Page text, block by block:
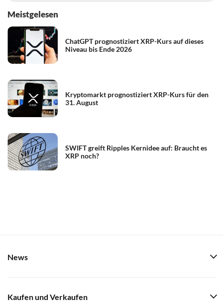
Meistgelesen
ChatGPT prognostiziert XRP-Kurs auf dieses
Niveau bis Ende 2026
Kryptomarkt prognostiziert XRP-Kurs für den
31. August
SWIFT greift Ripples Kernidee auf: Braucht es
XRP noch?
News
Kaufen und Verkaufen